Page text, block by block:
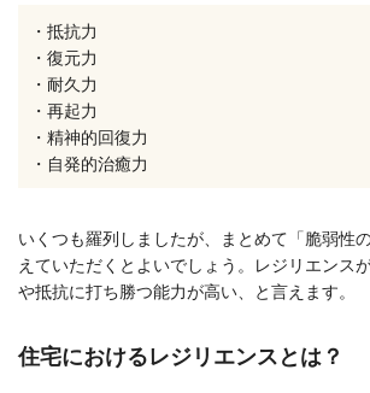
・抵抗力
・復元力
・耐久力
・再起力
・精神的回復力
・自発的治癒力
いくつも羅列しましたが、まとめて「脆弱性
えていただくとよいでしょう。レジリエンス
や抵抗に打ち勝つ能力が高い、と言えます。
住宅におけるレジリエンスとは？